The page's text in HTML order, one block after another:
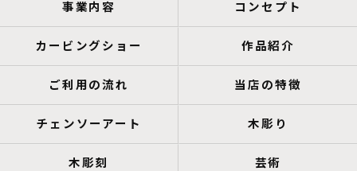
事業内容 コンセプト
カービングショー 作品紹介
ご利用の流れ 当店の特徴
チェンソーアート 木彫り
木彫刻 芸術